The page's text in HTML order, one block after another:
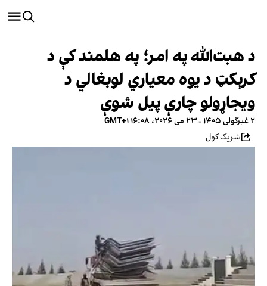
د هبت‌الله په امر؛ په هلمند کې د
کرېکټ د یوه معیاري لوبغالي د
ویجاړولو چارې پیل شوې
۲ غبرگولی ۱۴۰۵ - ۲۳ می ۲۰۲۶، ۱۶:۰۸ GMT+۱
شریک کول